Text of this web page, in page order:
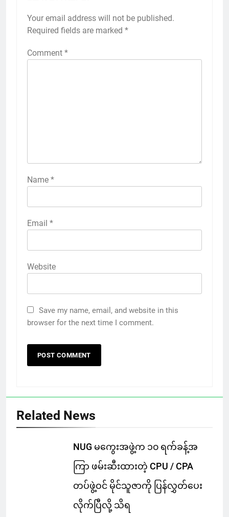
Your email address will not be published.
Required fields are marked *
Comment *
Name *
Email *
Website
Save my name, email, and website in this
browser for the next time I comment.
Related News
NUG မကွေးအဖွဲ့က ၁၀ ရက်ခန့်အ
ကြာ ဖမ်းဆီးထားတဲ့ CPU / CPA
တပ်ဖွဲ့ဝင် မိုင်သူဇာကို ပြန်လွှတ်ပေး
လိုက်ပြီလို့ သိရ